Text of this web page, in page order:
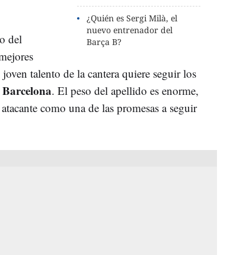
¿Quién es Sergi Milà, el
nuevo entrenador del
Barça B?
del
talento de la cantera quiere seguir los
. El peso del apellido es enorme,
como una de las promesas a seguir